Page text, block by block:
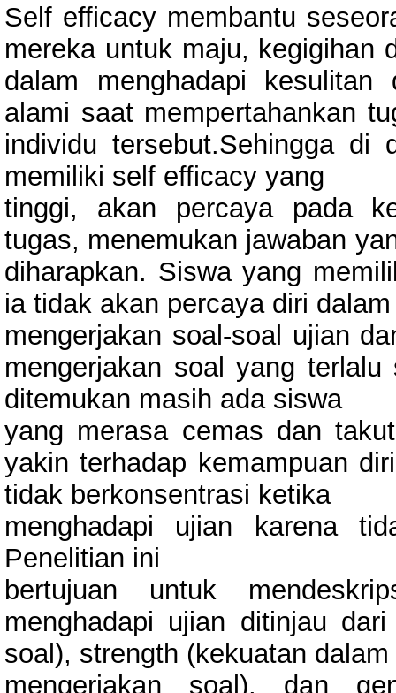
Self efficacy membantu
mereka untuk maju, kegigihan
dalam menghadapi
alami saat mempertahankan
individu tersebut.Sehingga di
memiliki self efficacy yang
tinggi, akan percaya pada
tugas, menemukan jawaban
diharapkan. Siswa yang
ia tidak akan percaya diri dalam
mengerjakan soal-soal ujian
mengerjakan soal yang
ditemukan masih ada siswa
yang merasa cemas dan
yakin terhadap kemampuan
tidak berkonsentrasi ketika
menghadapi ujian karena
Penelitian ini
bertujuan untuk
menghadapi ujian ditinjau
soal), strength (kekuatan dalam
mengerjakan soal), dan